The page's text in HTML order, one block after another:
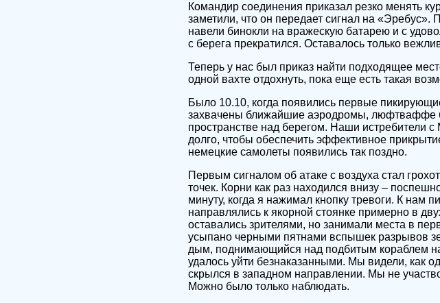
Командир соединения приказал резко менять
заметили, что он передает сигнал на
навели бинокли на вражескую батарею и с
с берега прекратился. Оставалось только
Теперь у нас был приказ найти подходящее
одной вахте отдохнуть, пока еще есть такая
Было 10.10, когда появились первые
захвачены ближайшие аэродромы, люфтваффе
пространстве над берегом. Наши истребители с
долго, чтобы обеспечить эффективное
немецкие самолеты появились так поздно.
Первым сигналом об атаке с воздуха стал
точек. Корни как раз находился внизу –
минуту, когда я нажимал кнопку тревоги. К
направлялись к якорной стоянке примерно в
оставались зрителями, но занимали места в
усыпано черными пятнами вспышек разрывов
дым, поднимающийся над подбитым кораблем
удалось уйти безнаказанными. Мы видели, как
скрылся в западном направлении. Мы не
Можно было только наблюдать.